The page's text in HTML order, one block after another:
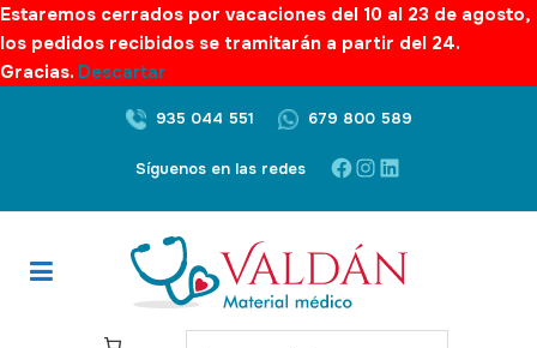
Estaremos cerrados por vacaciones del 10 al 23 de agosto,
los pedidos recibidos se tramitarán a partir del 24.
Gracias. Descartar
935 044 551 679 800 589
Síguenos en las redes Facebook
Instagram
LinkedIn
S